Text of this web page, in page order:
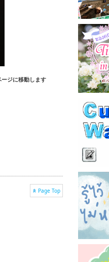
ジに移動します
Page Top